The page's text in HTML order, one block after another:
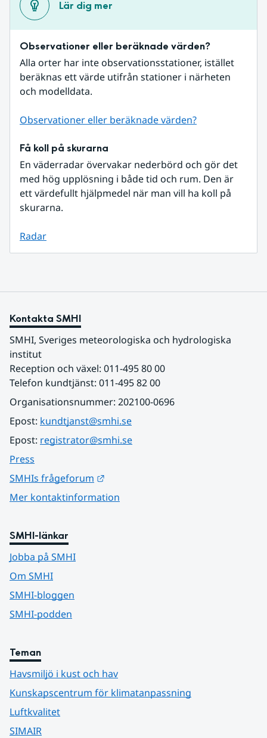
Lär dig mer
Observationer eller beräknade värden?
Alla orter har inte observationsstationer, istället
beräknas ett värde utifrån stationer i närheten
och modelldata.
Observationer eller beräknade värden?
Få koll på skurarna
En väderradar övervakar nederbörd och gör det
med hög upplösning i både tid och rum. Den är
ett värdefullt hjälpmedel när man vill ha koll på
skurarna.
Radar
Kontakta SMHI
SMHI, Sveriges meteorologiska och hydrologiska
institut
Reception och växel: 011-495 80 00
Telefon kundtjänst: 011-495 82 00
Organisationsnummer: 202100-0696
Epost: kundtjanst@smhi.se
Epost: registrator@smhi.se
Press
SMHIs frågeforum
Mer kontaktinformation
SMHI-länkar
Jobba på SMHI
Om SMHI
SMHI-bloggen
SMHI-podden
Teman
Havsmiljö i kust och hav
Kunskapscentrum för klimatanpassning
Luftkvalitet
SIMAIR